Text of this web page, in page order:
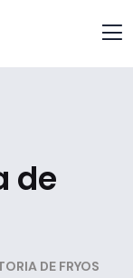
de
DE FRYOS